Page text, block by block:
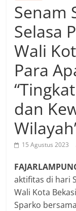
Senam
Selasa
Wali
Para
dan
15 Agustus 2023
aktifitas di hari
Wali Kota
Sparko